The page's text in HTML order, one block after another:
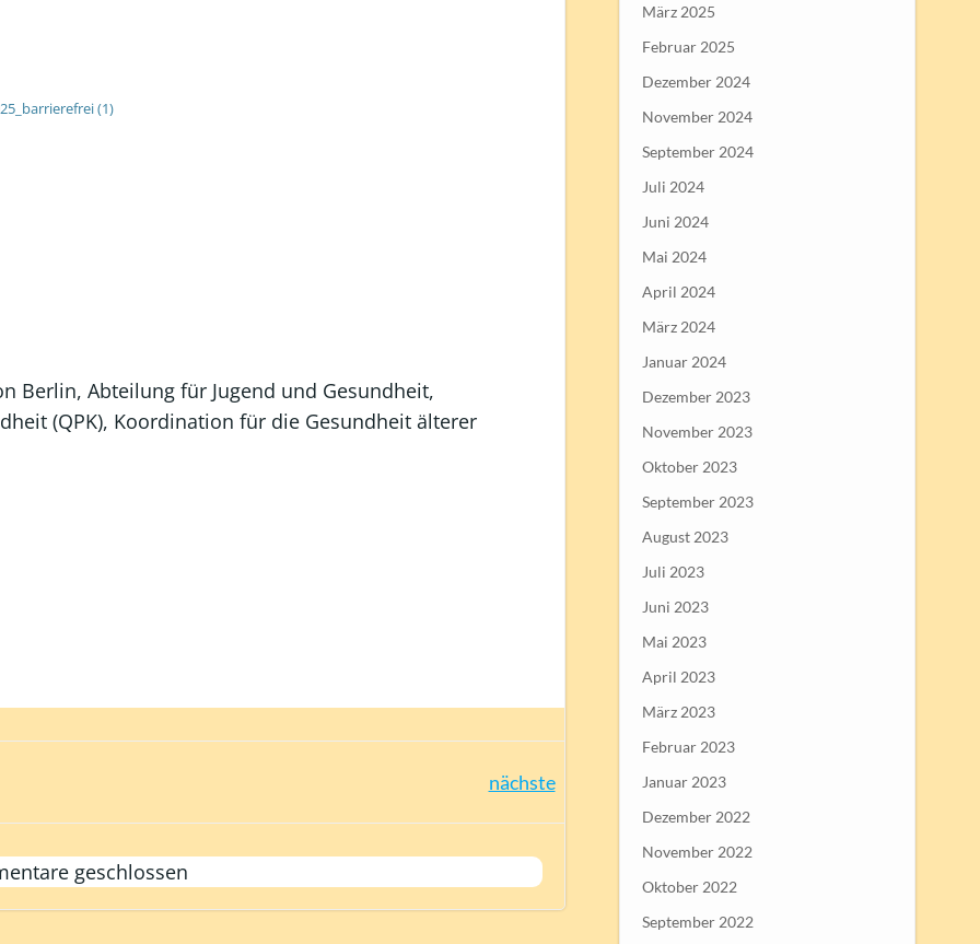
(1)
Berlin, Abteilung für Jugend und Gesundheit,
(QPK), Koordination für die Gesundheit älterer
navigation
nächste
geschlossen
März 2025
Februar 2025
Dezember 2024
November 2024
September 2024
Juli 2024
Juni 2024
Mai 2024
April 2024
März 2024
Januar 2024
Dezember 2023
November 2023
Oktober 2023
September 2023
August 2023
Juli 2023
Juni 2023
Mai 2023
April 2023
März 2023
Februar 2023
Januar 2023
Dezember 2022
November 2022
Oktober 2022
September 2022